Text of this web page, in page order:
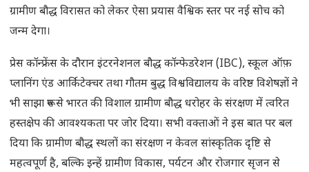
ग्रामीण बौद्ध विरासत को लेकर ऐसा प्रयास वैश्विक स्तर पर नई सोच को
जन्म देगा।
प्रेस कॉन्फ्रेंस के दौरान इंटरनेशनल बौद्ध कॉन्फेडरेशन (IBC), स्कूल ऑफ़
प्लानिंग एंड आर्किटेक्चर तथा गौतम बुद्ध विश्वविद्यालय के वरिष्ठ विशेषज्ञों ने
भी साझा रूप से भारत की विशाल ग्रामीण बौद्ध धरोहर के संरक्षण में त्वरित
हस्तक्षेप की आवश्यकता पर जोर दिया। सभी वक्ताओं ने इस बात पर बल
दिया कि ग्रामीण बौद्ध स्थलों का संरक्षण न केवल सांस्कृतिक दृष्टि से
महत्वपूर्ण है, बल्कि इन्हें ग्रामीण विकास, पर्यटन और रोजगार सृजन से